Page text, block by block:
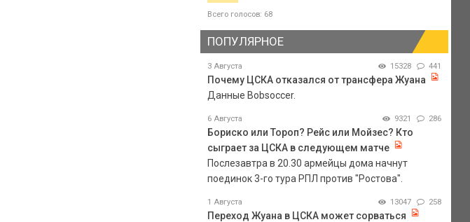
Всего голосов: 68
ПОПУЛЯРНОЕ
3 Августа 15328 441
Почему ЦСКА отказался от трансфера Жуана
Данные Bobsoccer.
6 Августа 9321 286
Бориско или Тороп? Рейс или Мойзес? Кто
сыграет за ЦСКА в следующем матче
Послезавтра в 20.30 армейцы дома начнут
поединок 3-го тура РПЛ против "Ростова".
1 Августа 13047 258
Переход Жуана в ЦСКА может сорваться